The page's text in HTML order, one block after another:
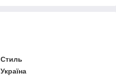
Стиль
Україна